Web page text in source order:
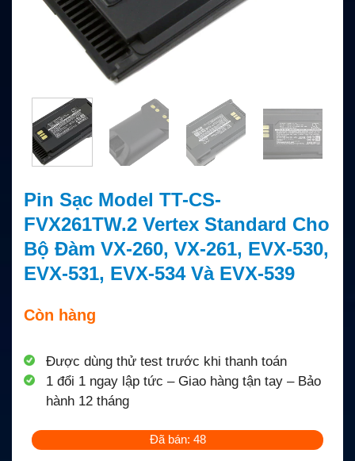
Pin Sạc Model TT-CS-
FVX261TW.2 Vertex Standard Cho
Bộ Đàm VX-260, VX-261, EVX-530,
EVX-531, EVX-534 Và EVX-539
Còn hàng
Được dùng thử test trước khi thanh toán
1 đổi 1 ngay lập tức – Giao hàng tận tay – Bảo
hành 12 tháng
Đã bán: 48